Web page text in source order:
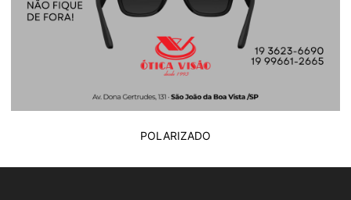
POLARIZADO